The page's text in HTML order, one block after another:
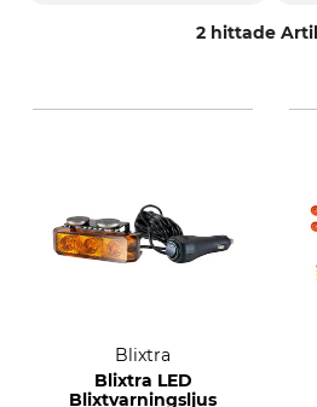
2 hittade
Blixtra
Blixtra LED
Blixtvarningsljus